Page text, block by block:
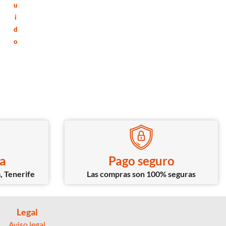
u
i
d
o
Tenerife
Pago seguro
Las compras son 100% seguras
Legal